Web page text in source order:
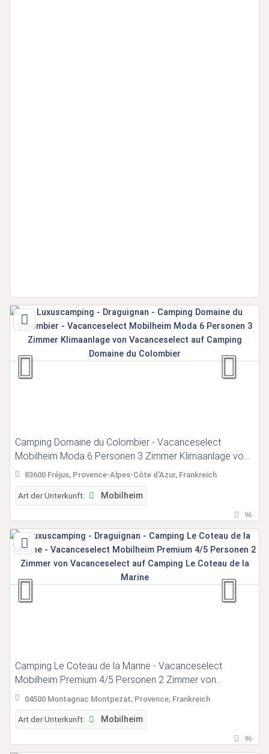
Camping Domaine du Colombier - Vacanceselect
Mobilheim Moda 6 Personen 3 Zimmer Klimaanlage von
Vacanceselect auf Camping Domaine du Colombier
83600 Fréjus, Provence-Alpes-Côte d'Azur, Frankreich
Art der Unterkunft: Mobilheim
96
Camping Le Coteau de la Marine - Vacanceselect
Mobilheim Premium 4/5 Personen 2 Zimmer von
Vacanceselect auf Camping Le Coteau de la Marine
04500 Montagnac Montpezat, Provence, Frankreich
Art der Unterkunft: Mobilheim
96